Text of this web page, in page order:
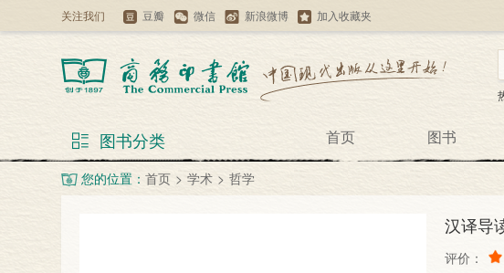
关注我们 豆瓣 微信 新浪微博 加入收藏夹
图书分类 首页 图书
您的位置： 首页 > 学术 > 哲学
汉译导
评价：